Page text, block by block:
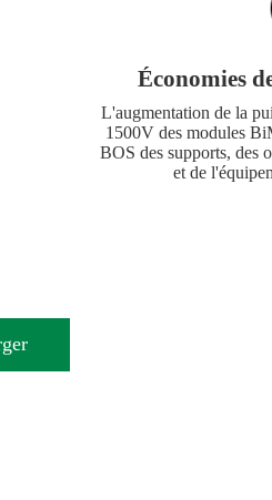
Économies
L'augmentation de la
1500V des modules
BOS des supports, des
et de